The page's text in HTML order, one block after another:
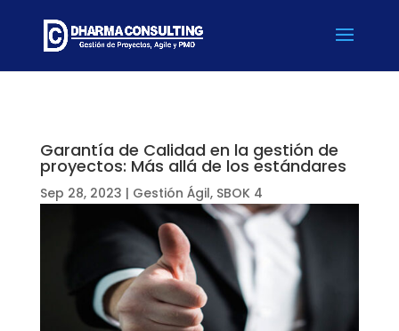
Garantía de Calidad en la gestión de
proyectos: Más allá de los estándares
Sep 28, 2023 | Gestión Ágil, SBOK 4